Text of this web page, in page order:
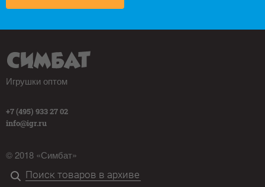
Игрушки оптом
+7 (495) 933 27 02
info@igr.ru
© 2018 «Симбат»